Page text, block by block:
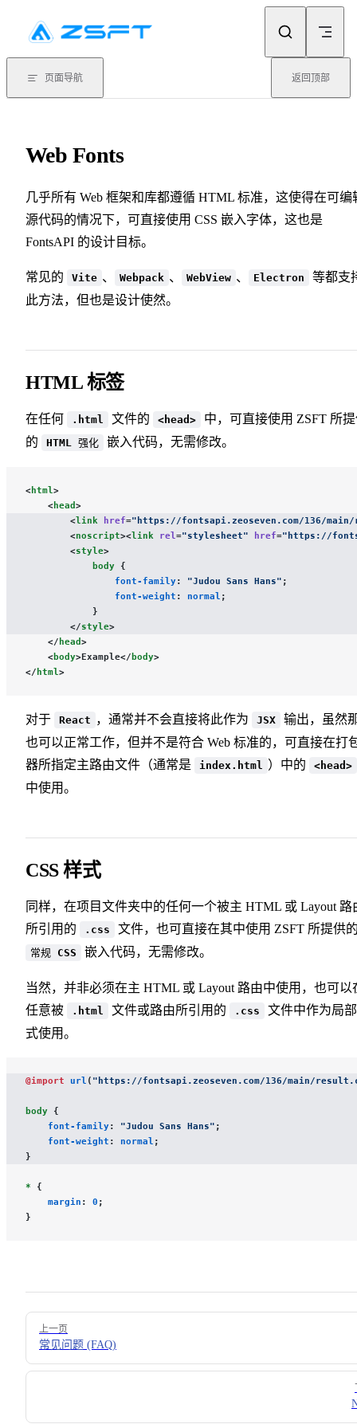
Skip to content
页面导航 返回顶部
Web Fonts
几乎所有 Web 框架和库都遵循 HTML 标准，这使得在可编
源代码的情况下，可直接使用 CSS 嵌入字体，这也是
FontsAPI 的设计目标。
常见的 Vite 、 Webpack 、 WebView 、 Electron
等都支
此方法，但也是设计使然。
HTML 标签
在任何 .html 文件的 <head>
中，可直接使用 ZSFT 所
的
HTML 强化 嵌入代码，无需修改。
<html >
    <
head>
        <
link href="https://fontsapi.zeoseven.com/136/
        <
noscript><link rel ="stylesheet" href="https://
        <
style>
            body
{
                font-family
: "Judou Sans Hans" ;
                font-weight
: normal ;
            }
        </
style>
    </
head>
    <
body>Example</body>
</html >
对于 React ，通常并不会直接将此作为 JSX
输出，虽然
也可以正常工作，但并不是符合 Web 标准的，可直接在打
器所指定主路由文件（通常是
index.html ）中的 <head>
中使用。
CSS 样式
同样，在项目文件夹中的任何一个被主 HTML 或 Layout 路
所引用的
.css 文件，也可直接在其中使用 ZSFT 所提供
常规 CSS 嵌入代码，无需修改。
当然，并非必须在主 HTML 或 Layout 路由中使用，也可以
任意被
.html 文件或路由所引用的 .css
文件中作为局
式使用。
@import url ( "https://fontsapi.zeoseven.com/136/main/
body {
    font-family
: "Judou Sans Hans" ;
    font-weight
: normal ;
}
* {
    margin
: 0 ;
}
Pager
上一页
常见问题 (FAQ)